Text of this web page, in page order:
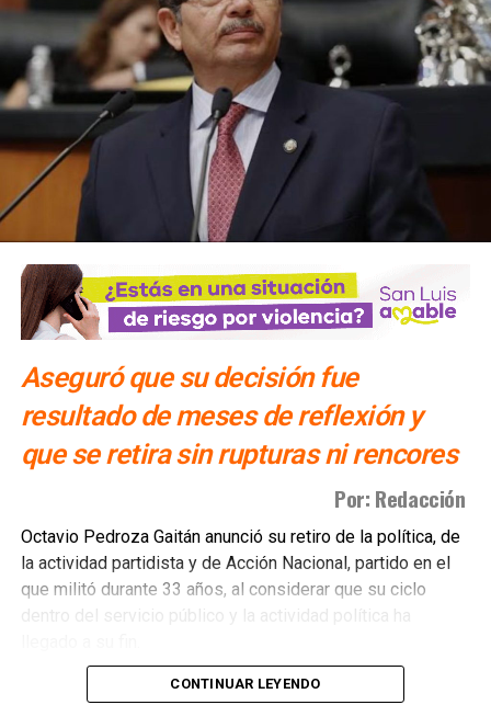
separado de su cargotoda vez que «México no está
para bromas, necesitamos paz, unidad y congruencia».
En tanto, Reyes Medrano declaró en una transmisión en
vivo que sus publicaciones incitando a los saqueos solo
eran una broma y que eran parte de su personalidad.
También te puede interesar:A la calle asesor del Mijis
por “bromista”; llamó al saqueo
ARTÍCULOS RELACIONADOS:
EL MIJIS
OSCAR DAVID REYES MEDRANO
TV AZTECA
SIGUIENTE
sería inconstitucional: CEDH
NO TE PIERDAS
El activismo a la backstreet boy | Colaboración de
Carlos López Medrano
Aseguró que su decisión fue
resultado de meses de reflexión y
que se retira sin rupturas ni rencores
Por: Redacción
Octavio Pedroza Gaitán anunció su retiro de la política, de
la actividad partidista y de Acción Nacional, partido en el
que militó durante 33 años, al considerar que su ciclo
dentro del servicio público y la actividad política ha
A través de un posicionamiento titulado “Un paso de lado”,
CONTINUAR LEYENDO